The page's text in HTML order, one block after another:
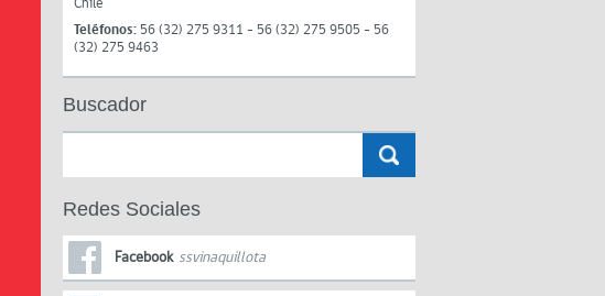
Teléfonos: 56 (32) 275 9311 - 56 (32) 275 9505 - 56
(32) 275 9463
Buscador
Redes Sociales
Facebook ssvinaquillota